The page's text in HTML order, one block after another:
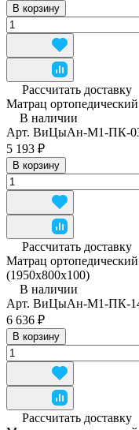
В корзину
Рассчитать доставку
Матрац
В наличии
Арт. ВиЦыАн-М1-ПК-
5 193 ₽
В корзину
Рассчитать доставку
Матрац
(1950x800x100)
В наличии
Арт. ВиЦыАн-М1-ПК-
6 636 ₽
В корзину
Рассчитать доставку